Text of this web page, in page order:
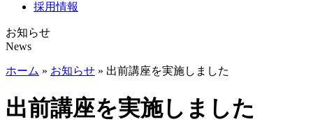
採用情報
お知らせ
News
ホーム » お知らせ » 出前講座を実施しました
出前講座を実施しました